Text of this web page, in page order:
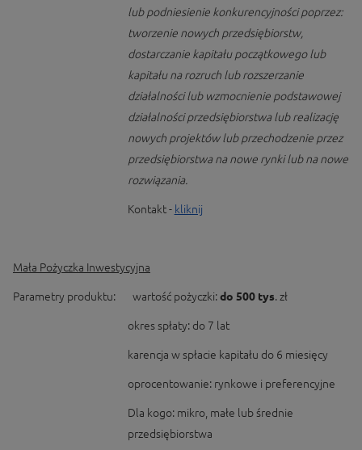
lub podniesienie konkurencyjności poprzez:
tworzenie nowych przedsiębiorstw,
dostarczanie kapitału początkowego lub
kapitału na rozruch lub rozszerzanie
działalności lub wzmocnienie podstawowej
działalności przedsiębiorstwa lub realizację
nowych projektów lub przechodzenie przez
przedsiębiorstwa na nowe rynki lub na nowe
rozwiązania.
Kontakt - kliknij
Mała Pożyczka Inwestycyjna
Parametry produktu: wartość pożyczki:do 500 tys. zł
okres spłaty: do 7 lat
karencja w spłacie kapitału do 6 miesięcy
oprocentowanie: rynkowe i preferencyjne
Dla kogo: mikro, małe lub średnie
przedsiębiorstwa